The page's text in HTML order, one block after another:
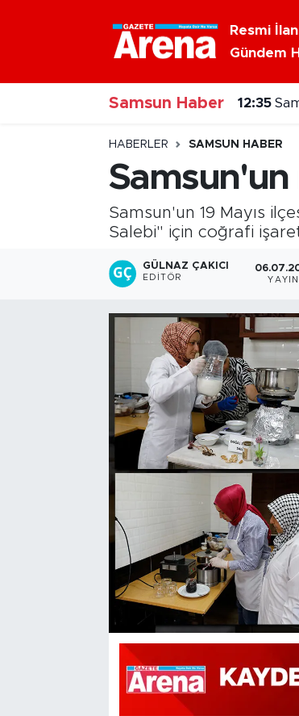
Resmi
Gündem
Samsun Haber 12:20
HABERLER SAMSUN HABER
Samsun'un 19 Mayıs
Salebi" için coğrafi
GÜLNAZ ÇAKICI
EDITÖR
Nöbetçi Eczaneler
Hava Durumu
Samsun Namaz Vakitleri
Trafik Durumu
Süper Lig Puan Durumu ve Fikstür
Tüm Manşetler